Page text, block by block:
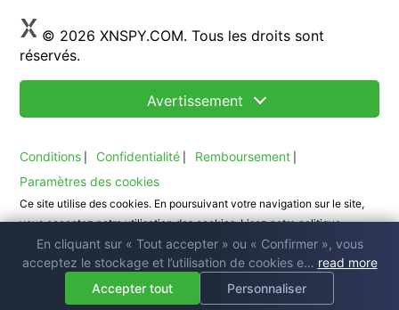
Menu Des Fonctionnalités
© 2026 XNSPY.COM. Tous les droits sont
réservés.
Avertissement
Conditions Confidentialité Remboursement
Paramètres des cookies
Ce site utilise des cookies. En poursuivant votre navigation sur le site,
vous acceptez notre utilisation des cookies. Lisez notre politique
de cookies.
En cliquant sur « Tout accepter » ou « Confirmer », vous
acceptez le stockage et l’utilisation de cookies e… read more
Accepter tout
Personnaliser